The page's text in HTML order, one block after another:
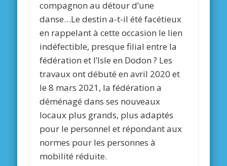
compagnon au détour d’une
danse…Le destin a-t-il été facétieux
en rappelant à cette occasion le lien
indéfectible, presque filial entre la
fédération et l’Isle en Dodon ? Les
travaux ont débuté en avril 2020 et
le 8 mars 2021, la fédération a
déménagé dans ses nouveaux
locaux plus grands, plus adaptés
pour le personnel et répondant aux
normes pour les personnes à
mobilité réduite.